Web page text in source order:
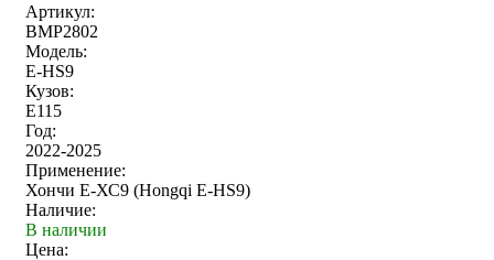
Артикул:
BMP2802
Модель:
E-HS9
Кузов:
E115
Год:
2022-2025
Применение:
Хончи Е-ХС9 (Hongqi E-HS9)
Наличие:
В наличии
Цена: